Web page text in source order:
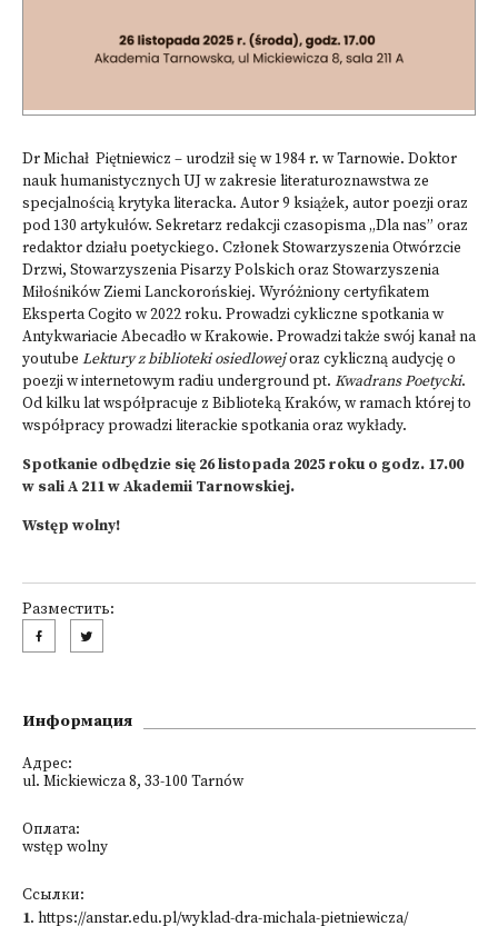
Dr Michał Piętniewicz – urodził się w 1984 r. w Tarnowie. Doktor
nauk humanistycznych UJ w zakresie literaturoznawstwa ze
specjalnością krytyka literacka. Autor 9 książek, autor poezji oraz
pod 130 artykułów. Sekretarz redakcji czasopisma „Dla nas” oraz
redaktor działu poetyckiego. Członek Stowarzyszenia Otwórzcie
Drzwi, Stowarzyszenia Pisarzy Polskich oraz Stowarzyszenia
Miłośników Ziemi Lanckorońskiej. Wyróżniony certyfikatem
Eksperta Cogito w 2022 roku. Prowadzi cykliczne spotkania w
Antykwariacie Abecadło w Krakowie. Prowadzi także swój kanał na
youtube Lektury z biblioteki osiedlowejoraz cykliczną audycję o
poezji w internetowym radiu underground pt. Kwadrans Poetycki.
Od kilku lat współpracuje z Biblioteką Kraków, w ramach której to
współpracy prowadzi literackie spotkania oraz wykłady.
Spotkanie odbędzie się 26 listopada 2025 roku o godz. 17.00
w sali A 211 w Akademii Tarnowskiej.
Wstęp wolny!
Разместить:
Информация
Адрес:
ul. Mickiewicza 8, 33-100 Tarnów
Оплата:
wstęp wolny
Ссылки:
1. https://anstar.edu.pl/wyklad-dra-michala-pietniewicza/